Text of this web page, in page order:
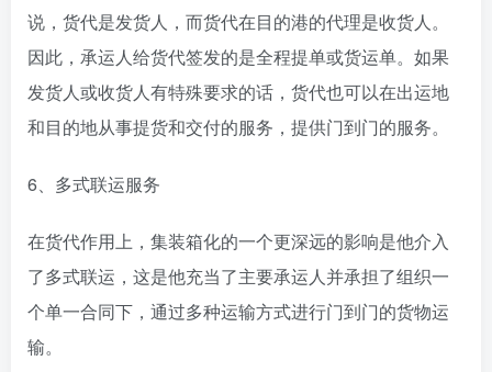
说，货代是发货人，而货代在目的港的代理是收货人。
因此，承运人给货代签发的是全程提单或货运单。如果
发货人或收货人有特殊要求的话，货代也可以在出运地
和目的地从事提货和交付的服务，提供门到门的服务。
6、多式联运服务
在货代作用上，集装箱化的一个更深远的影响是他介入
了多式联运，这是他充当了主要承运人并承担了组织一
个单一合同下，通过多种运输方式进行门到门的货物运
输。